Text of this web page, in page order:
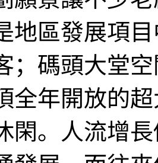
地區發展項
；碼頭大堂
全年開放的
閑。人流增